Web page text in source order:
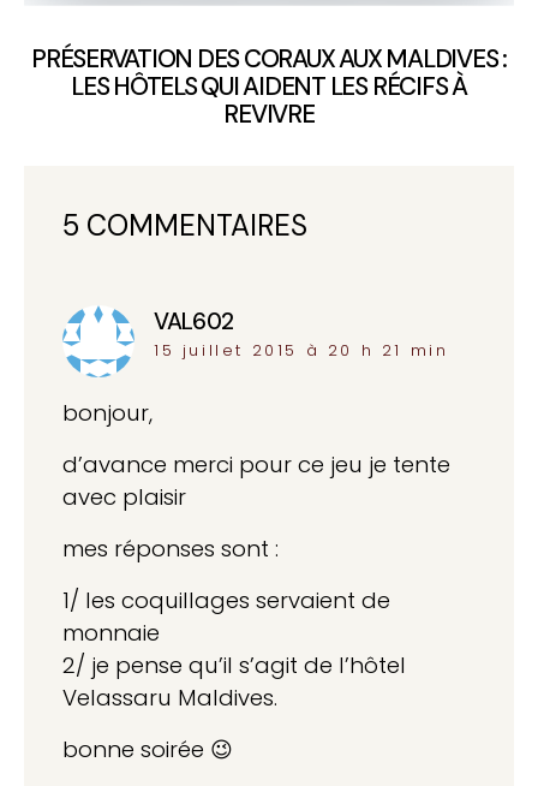
PRÉSERVATION DES CORAUX AUX MALDIVES :
LES HÔTELS QUI AIDENT LES RÉCIFS À
REVIVRE
5 COMMENTAIRES
VAL602
15 juillet 2015 à 20 h 21 min
bonjour,
d’avance merci pour ce jeu je tente
avec plaisir
mes réponses sont :
1/ les coquillages servaient de
monnaie
2/ je pense qu’il s’agit de l’hôtel
Velassaru Maldives.
bonne soirée 😉